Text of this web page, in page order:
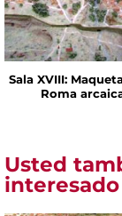
Sala XVIII:
Roma
Usted